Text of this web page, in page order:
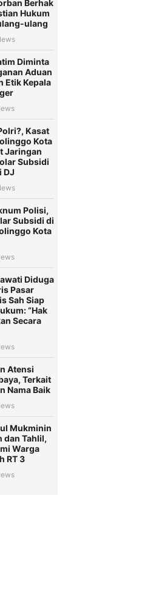
Berhak
Hukum
ulang
Diminta
Aduan
Etik Kepala
Kasat
Kota
Jaringan
Subsidi
DJ
Polisi,
Subsidi di
Kota
Diduga
Pasar
Sah Siap
“Hak
Secara
Atensi
Terkait
Nama Baik
Mukminin
dan Tahlil,
Warga
RT 3